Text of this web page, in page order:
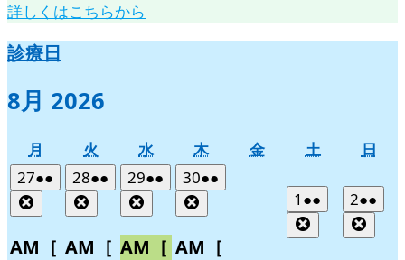
詳しくはこちらから
診療日
8月 2026
月
曜
日
火
曜
日
水水
曜
日
木木
曜
日
金金
土土
日
日
日
272026
年
7
月
●●
件
の
イ
AM［
282026
年
7
月
●●
件
の
イ
AM［
292026
年
7
月
●●
件
の
イ
AM［
302026
年
7
月
●●
件
イ
AM［
1 2026
年
8
●●
件
22026
年
8
●●
件